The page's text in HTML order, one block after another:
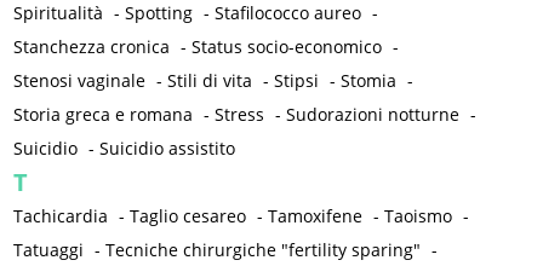
Spiritualità -Spotting -Stafilococco aureo -
Stanchezza cronica -Status socio-economico -
Stenosi vaginale -Stili di vita -Stipsi -Stomia -
Storia greca e romana -Stress -Sudorazioni notturne -
Suicidio -Suicidio assistito
T
Tachicardia -Taglio cesareo -Tamoxifene -Taoismo -
Tatuaggi -Tecniche chirurgiche "fertility sparing" -